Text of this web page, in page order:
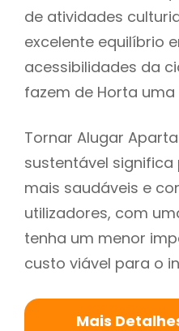
de atividades
excelente equilíbrio
acessibilidades da
fazem de Horta
Tornar Alugar
sustentável
mais saudáveis e
utilizadores, com
tenha um menor
custo viável para o
Mais